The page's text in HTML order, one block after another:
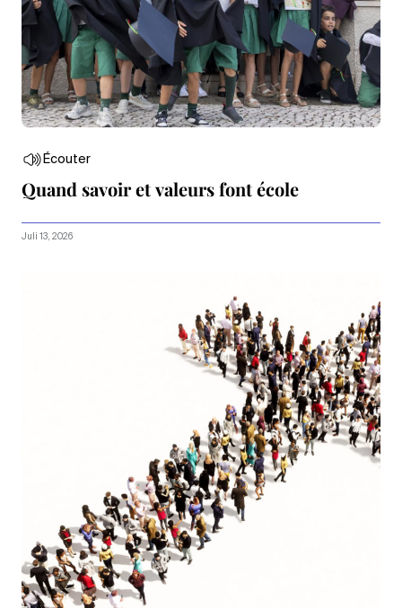
Écouter
Quand savoir et valeurs font école
Juli 13, 2026